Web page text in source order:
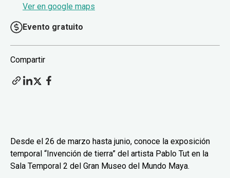
Ver en google maps
Evento gratuito
Compartir
Desde el 26 de marzo hasta junio, conoce la exposición
temporal “Invención de tierra” del artista Pablo Tut en la
Sala Temporal 2 del Gran Museo del Mundo Maya.